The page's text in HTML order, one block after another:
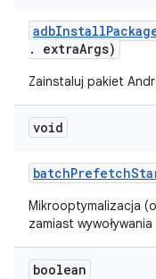
adbInstall
.
extraArgs)
Zainstaluj pakiet
void
batchPrefetch
Mikrooptymalizacja
zamiast
boolean